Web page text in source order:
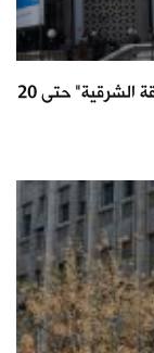
"البريد" تقدم خدمة استبدال العملة في "المنطقة الشرقية" حتى 20